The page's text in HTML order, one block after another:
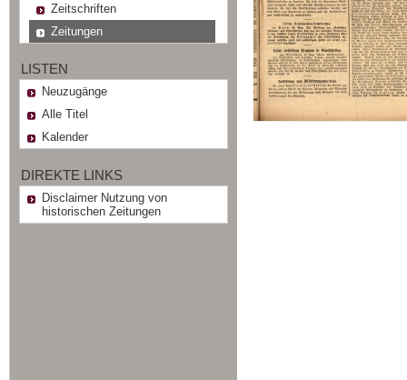
Zeitschriften
Zeitungen
LISTEN
Neuzugänge
Alle Titel
Kalender
DIREKTE LINKS
Disclaimer Nutzung von
historischen Zeitungen